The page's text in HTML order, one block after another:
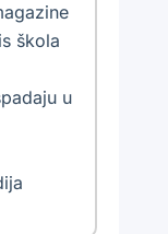
škola
u